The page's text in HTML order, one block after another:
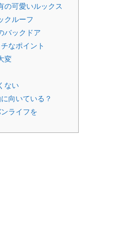
の可愛いルックス
クルーフ
バックドア
なポイント
変
ない
向いている？
ライフを